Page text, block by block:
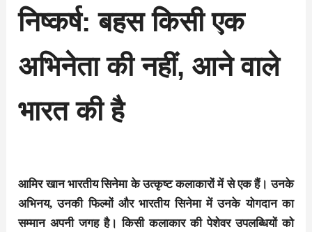
निष्कर्ष: बहस किसी एक
अभिनेता की नहीं, आने वाले
भारत की है
आमिर खान भारतीय सिनेमा के उत्कृष्ट कलाकारों में से एक हैं। उनके
अभिनय, उनकी फिल्मों और भारतीय सिनेमा में उनके योगदान का
सम्मान अपनी जगह है। किसी कलाकार की पेशेवर उपलब्धियों को